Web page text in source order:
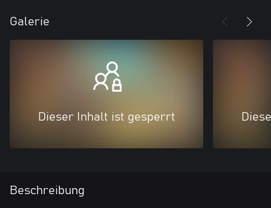
Galerie
Dieser Inhalt ist gesperrt
Beschreibung